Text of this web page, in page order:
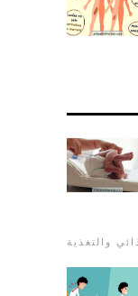
والتغذية